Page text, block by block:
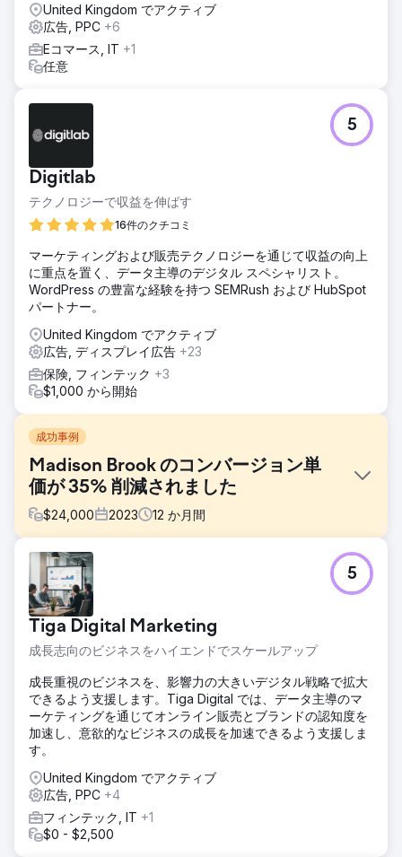
United Kingdom でアクティブ
広告, PPC +6
Eコマース, IT +1
任意
Digitlab
テクノロジーで収益を伸ばす
16件のクチコミ
5
マーケティングおよび販売テクノロジーを通じて収益の向上
に重点を置く、データ主導のデジタル スペシャリスト。
WordPress の豊富な経験を持つ SEMRush および HubSpot
パートナー。
United Kingdom でアクティブ
広告, ディスプレイ広告 +23
保険, フィンテック +3
$1,000 から開始
成功事例
Madison Brook のコンバージョン単
価が 35% 削減されました
$24,000 2023 12 か月間
課題
Madison Brook International は、PPC キャンペーンを通じ
て顧客獲得コスト (CAC) が高く、リード生成が不安定である
という問題に直面していました。同社の目標は、可視性を高
め、質の高いリードを生成し、CAC を削減することでした。
ソリューション
当社は品質スコアに重点を置き、CPC を下げ、広告ランクを
改善することで、失われたインプレッション シェア (トラフ
ィックの増加、コストの削減) を削減しました。キーワード
と入札を改良し、広告を最適化し、オーディエンス ターゲテ
ィングを調整して、コンバージョンの質を高め、継続的な
A/B テストを実施して継続的な改善を図りました。
結果
当社の戦略により、クリックスルー率 (CTR) が 45% 増加
し、コンバージョン単価が 35% 削減され、コンバージョン
率が 40% 増加しました。これらの変更により、リード品質
Tiga Digital Marketing
成長志向のビジネスをハイエンドでスケールアップ
5
成長重視のビジネスを、影響力の大きいデジタル戦略で拡大
できるよう支援します。Tiga Digital では、データ主導のマ
ーケティングを通じてオンライン販売とブランドの認知度を
加速し、意欲的なビジネスの成長を加速できるよう支援しま
す。
United Kingdom でアクティブ
広告, PPC +4
フィンテック, IT +1
$0 - $2,500